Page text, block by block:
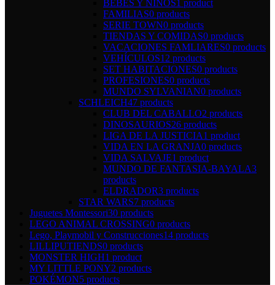
BEBÉS Y NIÑOS1 product
FAMILIAS0 products
SERIE TOWN0 products
TIENDAS Y COMIDAS0 products
VACACIONES FAMLIARES0 products
VEHÍCULOS12 products
SET HABITACIONES0 products
PROFESIONES0 products
MUNDO SYLVANIAN0 products
SCHLEICH47 products
CLUB DEL CABALLO2 products
DINOSAURIOS26 products
LIGA DE LA JUSTICIA1 product
VIDA EN LA GRANJA0 products
VIDA SALVAJE1 product
MUNDO DE FANTASIA-BAYALA3
products
ELDRADOR3 products
STAR WARS7 products
Juguetes Montessori30 products
LEGO ANIMAL CROSSING0 products
Lego, Playmobil y Construcciones14 products
LILLIPUTIENDS0 products
MONSTER HIGH1 product
MY LITTLE PONY2 products
POKÉMON5 products